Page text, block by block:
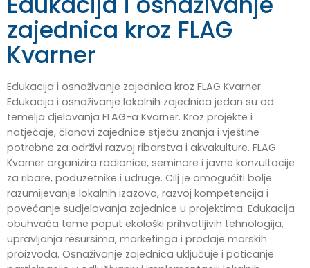
zajednica kroz FLAG
Kvarner
Edukacija i osnaživanje zajednica kroz FLAG Kvarner
Edukacija i osnaživanje lokalnih zajednica jedan su od
temelja djelovanja FLAG-a Kvarner. Kroz projekte i
natječaje, članovi zajednice stječu znanja i vještine
potrebne za održivi razvoj ribarstva i akvakulture. FLAG
Kvarner organizira radionice, seminare i javne konzultacije
za ribare, poduzetnike i udruge. Cilj je omogućiti bolje
razumijevanje lokalnih izazova, razvoj kompetencija i
povećanje sudjelovanja zajednice u projektima. Edukacija
obuhvaća teme poput ekološki prihvatljivih tehnologija,
upravljanja resursima, marketinga i prodaje morskih
proizvoda. Osnaživanje zajednica uključuje i poticanje